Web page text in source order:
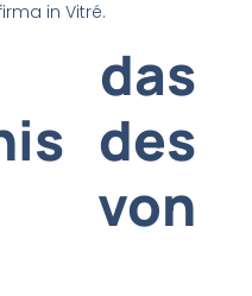
in Vitré.
das
des
von